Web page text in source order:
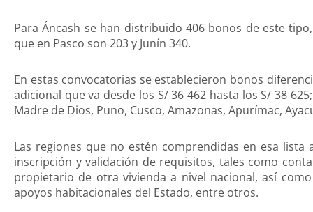
Para Áncash se han distribuido 406 bonos de este
que en Pasco son 203 y Junín 340.
En estas convocatorias se establecieron bonos
adicional que va desde los S/ 36 462 hasta los S/ 38
Madre de Dios, Puno, Cusco, Amazonas, Apurímac,
Las regiones que no estén comprendidas en esa
inscripción y validación de requisitos, tales como
propietario de otra vivienda a nivel nacional, así
apoyos habitacionales del Estado, entre otros.